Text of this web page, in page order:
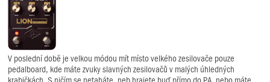
V poslední době je velkou módou mít místo velkého zesilovače pouze
pedalboard, kde máte zvuky slavných zesilovačů v malých úhledných